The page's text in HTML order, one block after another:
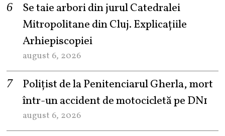
Se taie arbori din jurul Catedralei
Mitropolitane din Cluj. Explicațiile
Arhiepiscopiei
august 6, 2026
Polițist de la Penitenciarul Gherla, mort
într-un accident de motocicletă pe DN1
august 6, 2026